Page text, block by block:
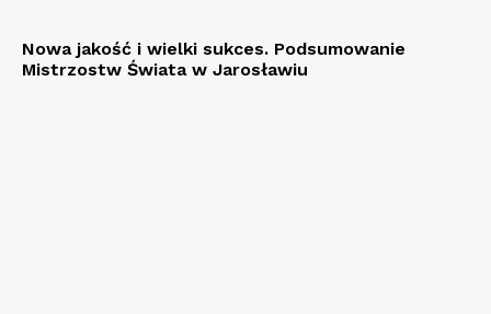
Nowa jakość i wielki sukces. Podsumowanie
Mistrzostw Świata w Jarosławiu